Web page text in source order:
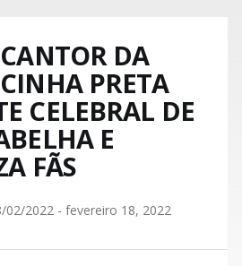
DA
PRETA
CELEBRAL DE
E
FÃS
02/2022 - fevereiro 18, 2022